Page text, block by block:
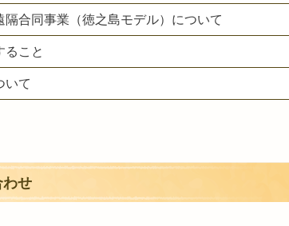
隔合同事業（徳之島モデル）について
ること
いて
わせ